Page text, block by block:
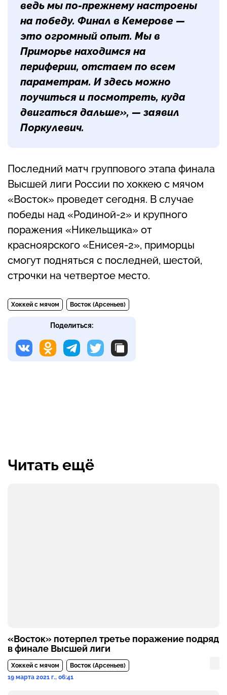
ведь мы по-прежнему настроены
на победу. Финал в Кемерове —
это огромный опыт. Мы в
Приморье находимся на
периферии, отстаем по всем
параметрам. И здесь можно
поучиться и посмотреть, куда
двигаться дальше», — заявил
Поркулевич.
Последний матч группового этапа финала
Высшей лиги России по хоккею с мячом
«Восток» проведет сегодня. В случае
победы над «Родиной-2» и крупного
поражения «Никельщика» от
красноярского «Енисея-2», приморцы
смогут подняться с последней, шестой,
строчки на четвертое место.
Хоккей с мячом Восток (Арсеньев)
Поделиться:
Читать ещё
«Восток» потерпел третье поражение подряд
в финале Высшей лиги
Хоккей с мячом
Восток (Арсеньев)
19 марта 2021 г., 06:41